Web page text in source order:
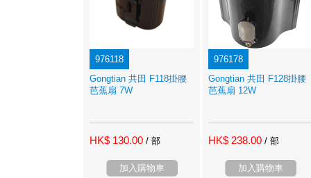
976118
Gongtian 共田 F118掛腰
芭蕉扇 7W
HK$ 130.00 / 部
加入購物車
976178
Gongtian 共田 F128掛腰
芭蕉扇 12W
HK$ 238.00 / 部
加入購物車